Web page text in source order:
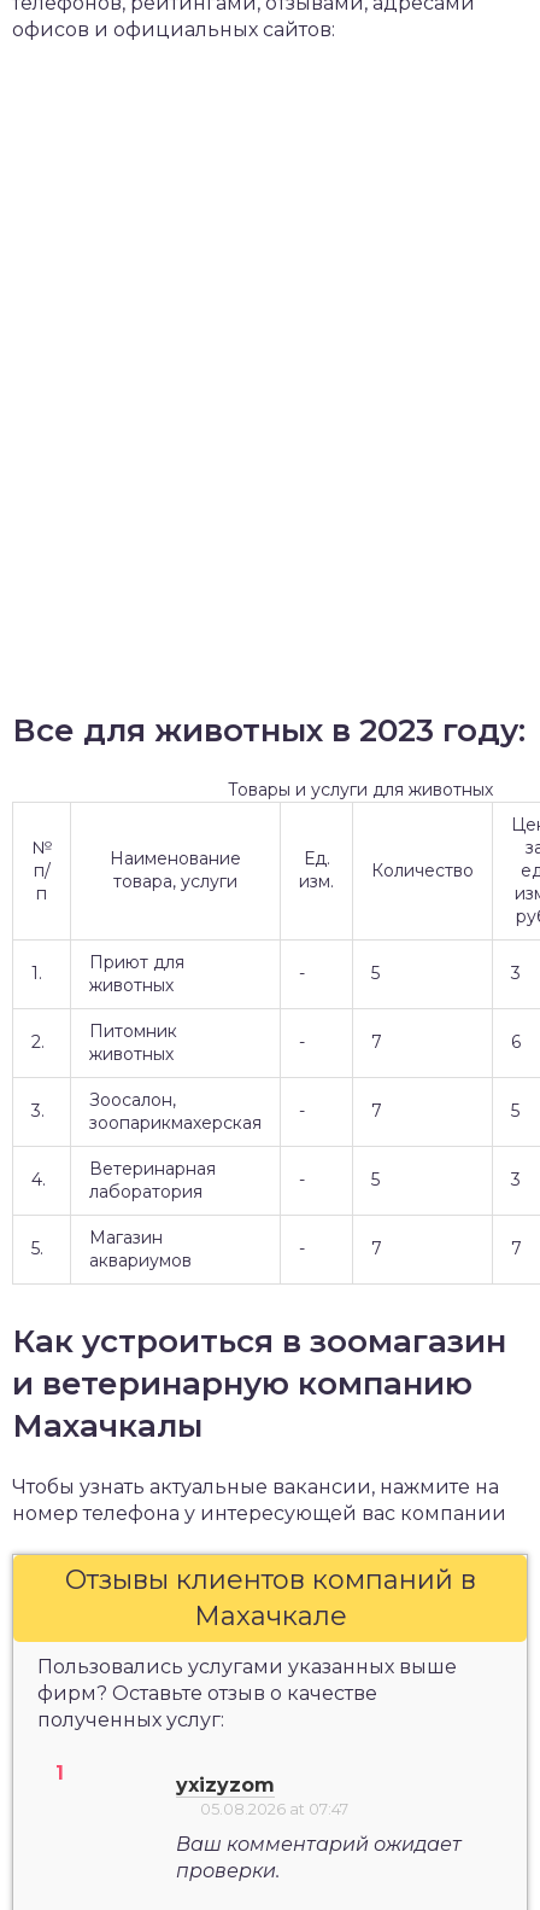
офисов и официальных сайтов:
Все для животных в 2023 году:
Товары и услуги для животных
№
п/
п
Наименование
товара, услуги
Ед.
изм.
Количество
1.
Приют для
животных
- 5 3
2.
Питомник
животных
- 7 6
3.
Зоосалон,
зоопарикмахерская
- 7 5
4.
Ветеринарная
лаборатория
- 5 3
5.
Магазин
аквариумов
- 7 7
Как устроиться в зоомагазин
и ветеринарную компанию
Махачкалы
Чтобы узнать актуальные вакансии, нажмите на
номер телефона у интересующей вас компании
Отзывы клиентов компаний в
Махачкале
Пользовались услугами указанных выше
фирм? Оставьте отзыв о качестве
полученных услуг:
yxizyzom
05.08.2026 at 07:47
Ваш комментарий ожидает
проверки.